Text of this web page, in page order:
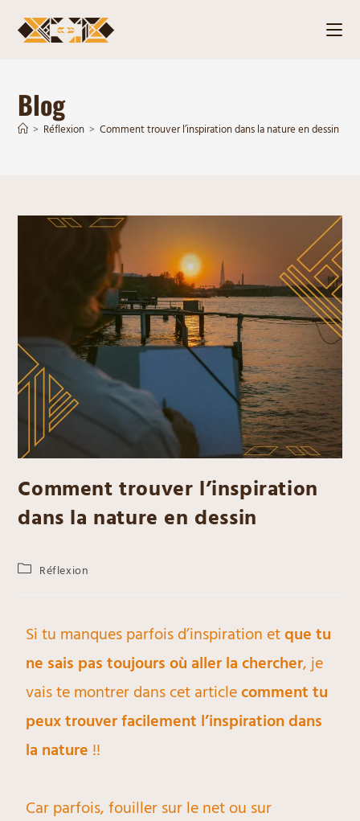
Blog
> Réflexion > Comment trouver l’inspiration dans la nature en dessin
Comment trouver l’inspiration
dans la nature en dessin
Réflexion
Si tu manques parfois d’inspiration etque tu
ne sais pas toujours où aller la chercher, je
vais te montrer dans cet articlecomment tu
peux trouver facilement l’inspiration dans
la nature !!
Car parfois, fouiller sur le net ou sur